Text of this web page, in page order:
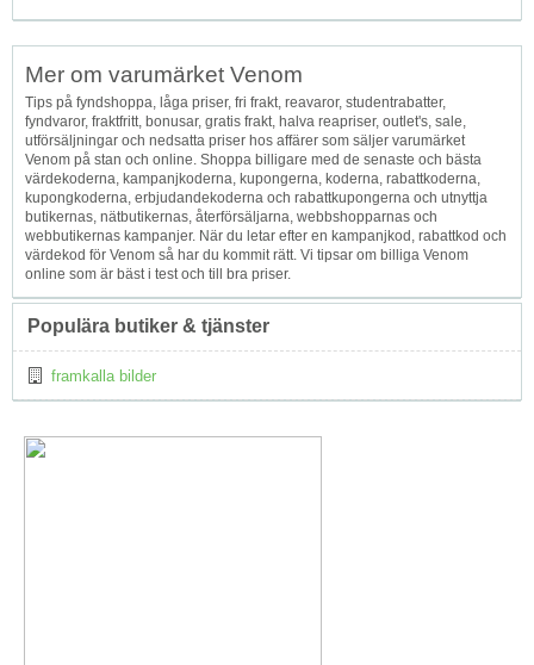
Mer om varumärket Venom
Tips på fyndshoppa, låga priser, fri frakt, reavaror, studentrabatter,
fyndvaror, fraktfritt, bonusar, gratis frakt, halva reapriser, outlet's, sale,
utförsäljningar och nedsatta priser hos affärer som säljer varumärket
Venom på stan och online. Shoppa billigare med de senaste och bästa
värdekoderna, kampanjkoderna, kupongerna, koderna, rabattkoderna,
kupongkoderna, erbjudandekoderna och rabattkupongerna och utnyttja
butikernas, nätbutikernas, återförsäljarna, webbshopparnas och
webbutikernas kampanjer. När du letar efter en kampanjkod, rabattkod och
värdekod för Venom så har du kommit rätt. Vi tipsar om billiga Venom
online som är bäst i test och till bra priser.
Populära butiker & tjänster
framkalla bilder